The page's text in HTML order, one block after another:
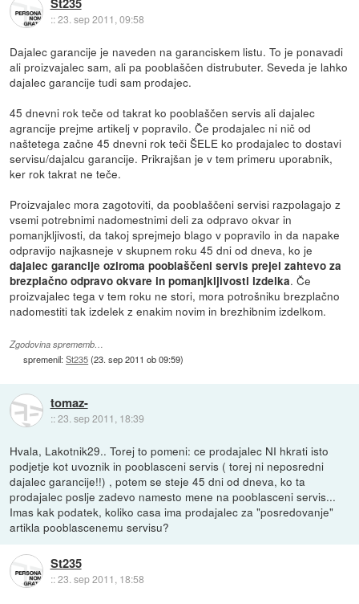
::23. sep 2011, 09:58
Dajalec garancije je naveden na garanciskem listu. To je ponavadi
ali proizvajalec sam, ali pa pooblaščen distrubuter. Seveda je lahko
dajalec garancije tudi sam prodajec.
45 dnevni rok teče od takrat ko pooblaščen servis ali dajalec
agrancije prejme artikelj v popravilo. Če prodajalec ni nič od
naštetega začne 45 dnevni rok teči ŠELE ko prodajalec to dostavi
servisu/dajalcu garancije. Prikrajšan je v tem primeru uporabnik,
ker rok takrat ne teče.
Proizvajalec mora zagotoviti, da pooblaščeni servisi razpolagajo z
vsemi potrebnimi nadomestnimi deli za odpravo okvar in
pomanjkljivosti, da takoj sprejmejo blago v popravilo in da napake
odpravijo najkasneje v skupnem roku 45 dni od dneva, ko je
dajalec garancije oziroma pooblaščeni servis prejel zahtevo za
brezplačno odpravo okvare in pomanjkljivosti izdelka. Če
proizvajalec tega v tem roku ne stori, mora potrošniku brezplačno
nadomestiti tak izdelek z enakim novim in brezhibnim izdelkom.
Zgodovina sprememb…
spremenil:St235(23. sep 2011 ob 09:59)
tomaz-
::23. sep 2011, 18:39
Hvala, Lakotnik29.. Torej to pomeni: ce prodajalec NI hkrati isto
podjetje kot uvoznik in pooblasceni servis ( torej ni neposredni
dajalec garancije!!) , potem se steje 45 dni od dneva, ko ta
prodajalec poslje zadevo namesto mene na pooblasceni servis...
Imas kak podatek, koliko casa ima prodajalec za "posredovanje"
artikla pooblascenemu servisu?
St235
::23. sep 2011, 18:58